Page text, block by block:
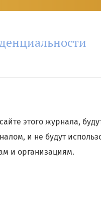
этого журнала,
и не будут
и организациям.